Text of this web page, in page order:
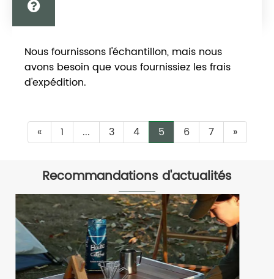
Gratuit ou payant ?
Nous fournissons l'échantillon, mais nous
avons besoin que vous fournissiez les frais
d'expédition.
« 1 ... 3 4 5 6 7 »
Recommandations d'actualités
Comment une boîte de rangement
empilable peut-elle révolutionner
votre organisation ?
Voir plus >>